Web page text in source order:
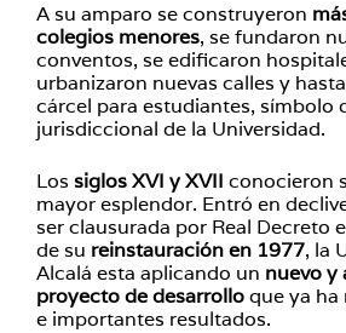
A su amparo se construyeron
colegios menores, se fundaron
conventos, se edificaron
urbanizaron nuevas calles y
cárcel para estudiantes, símbolo
jurisdiccional de la Universidad.
Los siglos XVI y XVII conocieron
mayor esplendor. Entró en
ser clausurada por Real Decreto
de su reinstauración en 1977, la
Alcalá esta aplicando un nuevo y
proyecto de desarrolloque ya
e importantes resultados.